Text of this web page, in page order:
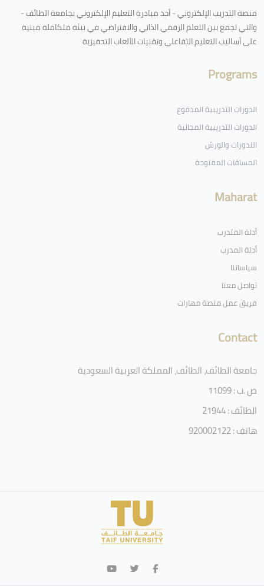
منصة التدريب الإلكتروني - أحد مبادرة التعليم الإلكتروني بجامعة الطائف -
والتي تجمع بين التعلم الرقمي الذاتي والافتراضي في بيئة متكاملة مبنية
على أساليب التعليم التفاعلي وتقنيات الألعاب التحفيزية
Programs
الدورات التدريبية المدفوع
الدورات التدريبية المجانية
الندورات والورش
المساقات المفتوحة
Maharat
أدلة المتدرب
أدلة المدرب
سياساتنا
تواصل معنا
فريق عمل منصة مهارات
Contact
جامعة الطائف، الطائف، المملكة العربية السعودية
ص .ب : 11099
الطائف : 21944
هاتف : 920002122